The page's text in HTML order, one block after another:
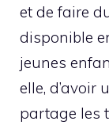
et de faire
disponible
jeunes
elle, d’avoir
partage les